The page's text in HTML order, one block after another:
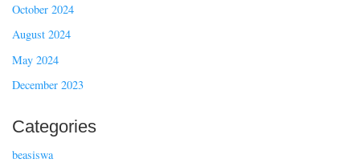
October 2024
August 2024
May 2024
December 2023
Categories
beasiswa